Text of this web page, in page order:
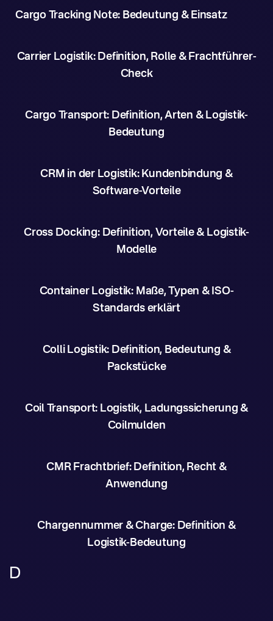
Cargo Tracking Note: Bedeutung & Einsatz
Carrier Logistik: Definition, Rolle & Frachtführer-
Check
Cargo Transport: Definition, Arten & Logistik-
Bedeutung
CRM in der Logistik: Kundenbindung &
Software-Vorteile
Cross Docking: Definition, Vorteile & Logistik-
Modelle
Container Logistik: Maße, Typen & ISO-
Standards erklärt
Colli Logistik: Definition, Bedeutung &
Packstücke
Coil Transport: Logistik, Ladungssicherung &
Coilmulden
CMR Frachtbrief: Definition, Recht &
Anwendung
Chargennummer & Charge: Definition &
Logistik-Bedeutung
D